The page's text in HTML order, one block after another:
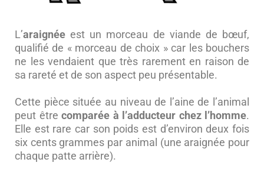
L’araignée est un morceau de viande de bœuf,
qualifié de « morceau de choix » car les bouchers
ne les vendaient que très rarement en raison de
sa rareté et de son aspect peu présentable.
Cette pièce située au niveau de l’aine de l’animal
peut être comparée à l’adducteur chez l’homme.
Elle est rare car son poids est d’environ deux fois
six cents grammes par animal (une araignée pour
chaque patte arrière).